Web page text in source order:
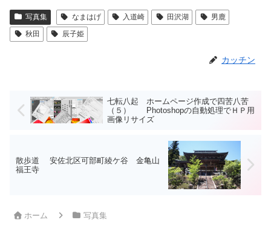
写真集 なまはげ 入道崎 田沢湖
男鹿
秋田
辰子姫
カッチン
七転八起 ホームページ作成で四苦八苦
（５） Photoshopの自動処理でＨＰ用
画像リサイズ
散歩道 安佐北区可部町綾ケ谷 金亀山
福王寺
ホーム 写真集